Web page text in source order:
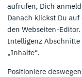
aufrufen, Dich
Danach klickst Du
den Webseiten-
Intelligenz Abschnitte
„Inhalte“.
Positioniere